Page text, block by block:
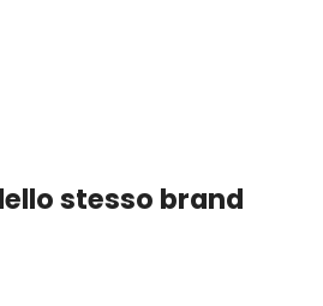
stesso brand